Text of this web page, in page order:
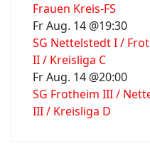
Frauen Kreis-FS
Fr Aug. 14 @19:30
SG Nettelstedt I /
II / Kreisliga C
Fr Aug. 14 @20:00
SG Frotheim III /
III / Kreisliga D